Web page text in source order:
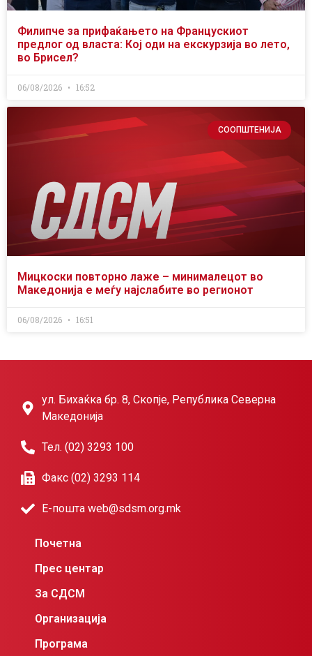
Филипче за прифаќањето на Францускиот
предлог од власта: Кој оди на екскурзија во лето,
во Брисел?
06/08/2026 16:52
СООПШТЕНИЈА
Мицкоски повторно лаже – минималецот во
Македонија е меѓу најслабите во регионот
06/08/2026 16:51
ул. Бихаќка бр. 8, Скопје, Република Северна
Македонија
Тел. (02) 3293 100
Факс (02) 3293 114
Е-пошта web@sdsm.org.mk
Почетна
Прес центар
За СДСМ
Организација
Програма